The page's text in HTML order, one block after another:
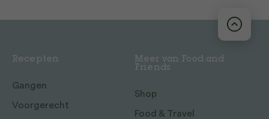
Recepten
Gangen
Voorgerecht
Meer van Food and
Friends
Shop
Food & Travel